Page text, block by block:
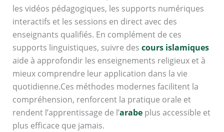
les vidéos pédagogiques, les supports numériques
interactifs et les sessions en direct avec des
enseignants qualifiés. En complément de ces
supports linguistiques, suivre des cours islamiques
aide à approfondir les enseignements religieux et à
mieux comprendre leur application dans la vie
quotidienne.Ces méthodes modernes facilitent la
compréhension, renforcent la pratique orale et
rendent l’apprentissage de l’arabeplus accessible et
plus efficace que jamais.